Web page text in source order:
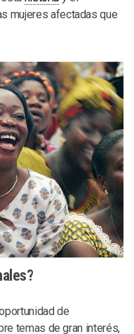
mujeres afectadas que
de
temas de gran interés,